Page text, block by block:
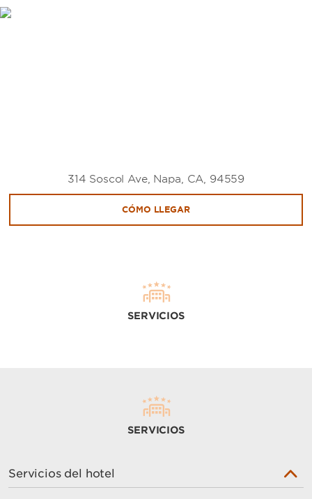
314 Soscol Ave, Napa, CA, 94559
CÓMO LLEGAR
SERVICIOS
SERVICIOS
Servicios del hotel